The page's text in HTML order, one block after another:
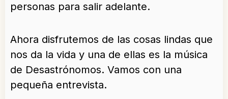
personas para salir adelante.
Ahora disfrutemos de las cosas lindas que
nos da la vida y una de ellas es la música
de Desastrónomos. Vamos con una
pequeña entrevista.